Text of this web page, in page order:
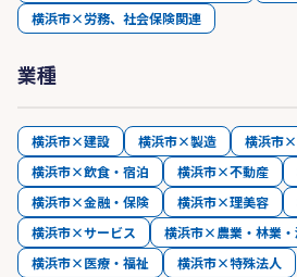
横浜市×労務、社会保険関連
業種
横浜市×建設 横浜市×製造 横浜市
横浜市×飲食・宿泊
横浜市×不動産
横浜市×金融・保険
横浜市×理美容
横浜市×サービス
横浜市×農業・林業・
横浜市×医療・福祉
横浜市×特殊法人